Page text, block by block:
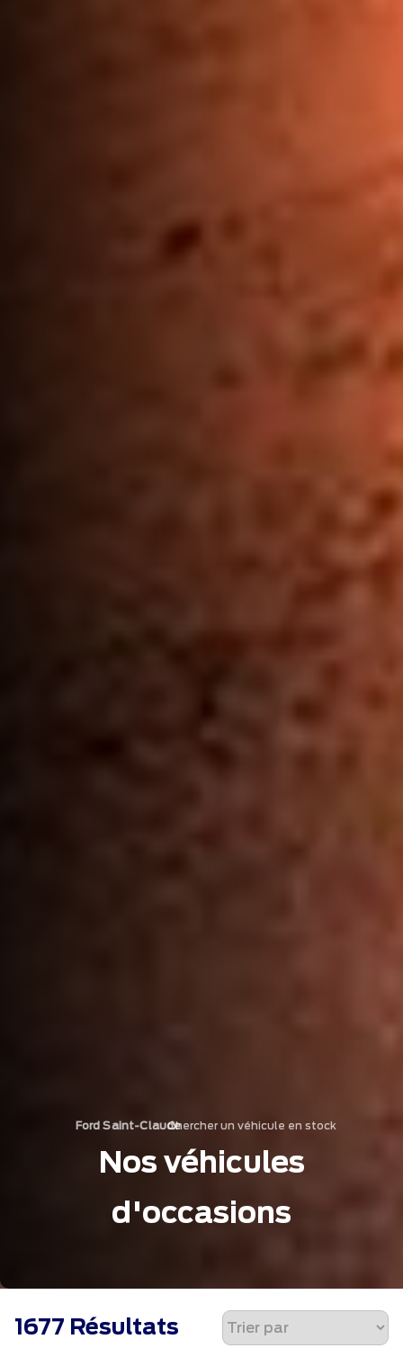
Ford Saint-Claude
›
Chercher un véhicule en stock
Nos véhicules
d'occasions
1677 Résultats